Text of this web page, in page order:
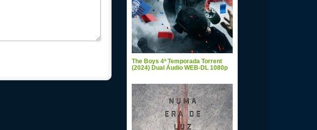
The Boys 4ª Temporada Torrent
(2024) Dual Áudio WEB-DL 1080p